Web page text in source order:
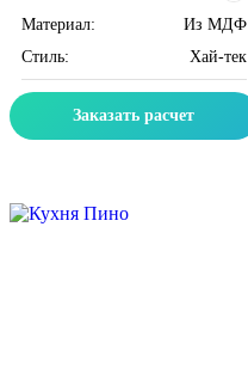
Материал:
Из МДФ
Стиль:
Хай-тек
Заказать расчет